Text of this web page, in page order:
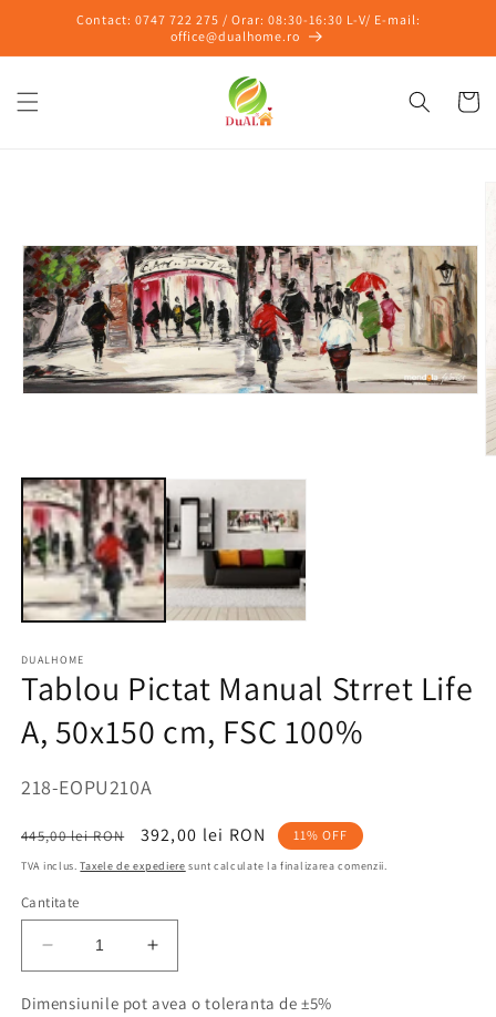
Salt laContact: 0747 722 275 / Orar: 08:30-16:30 L-V/ E-mail:
office@dualhome.ro
Coș
DUALHOME
Tablou Pictat Manual Strret Life
A, 50x150 cm, FSC 100%
SKU:
218-EOPU210A
Preț
obișnuit
445,00 lei RON
Preț
redus
392,00 lei RON 11% OFF
TVA inclus.Taxele de expediere sunt calculate la finalizarea comenzii.
Cantitate
Reduceți
cantitatea
pentru
Creșteți
cantitatea
pentru
Dimensiunile pot avea o toleranta de ±5%